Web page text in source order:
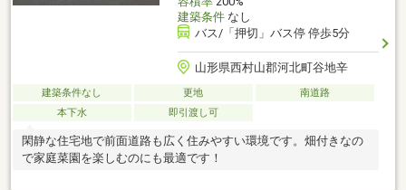
建築条件なし
バス/「押切」バス停 停歩5分
山形県西村山郡河北町谷地辛
建築条件なし 更地
南道路
本下水
即引渡し可
閑静な住宅地で前面道路も広く住みやすい環境です。畑付きなの
で家庭菜園を楽しむのにも最適です！